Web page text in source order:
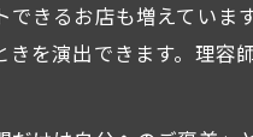
きるお店も増えてい
を演出できます。理